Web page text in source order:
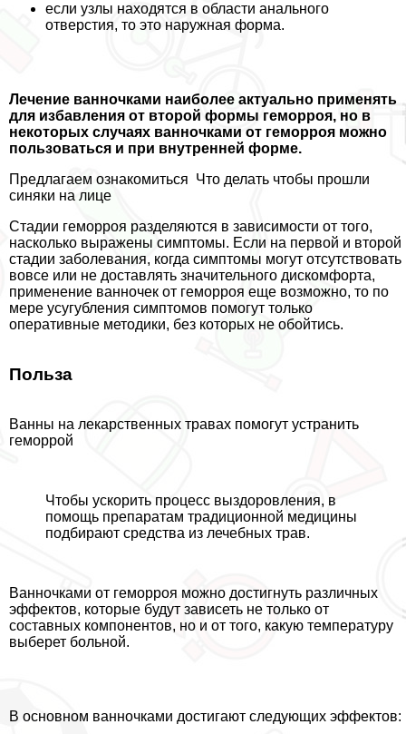
если узлы находятся в области aнaльного
отверстия, то это наружная форма.
Лечение ванночками наиболее актуально применять
для избавления от второй формы геморроя, но в
некоторых случаях ванночками от геморроя можно
пользоваться и при внутренней форме.
Предлагаем ознакомиться Что делать чтобы прошли
синяки на лице
Стадии геморроя разделяются в зависимости от того,
насколько выражены симптомы. Если на первой и второй
стадии заболевания, когда симптомы могут отсутствовать
вовсе или не доставлять значительного дискомфорта,
применение ванночек от геморроя еще возможно, то по
мере усугубления симптомов помогут только
оперативные методики, без которых не обойтись.
Польза
Ванны на лекарственных травах помогут устранить
геморрой
Чтобы ускорить процесс выздоровления, в
помощь препаратам традиционной медицины
подбирают средства из лечебных трав.
Ванночками от геморроя можно достигнуть различных
эффектов, которые будут зависеть не только от
составных компонентов, но и от того, какую температуру
выберет больной.
В основном ванночками достигают следующих эффектов: